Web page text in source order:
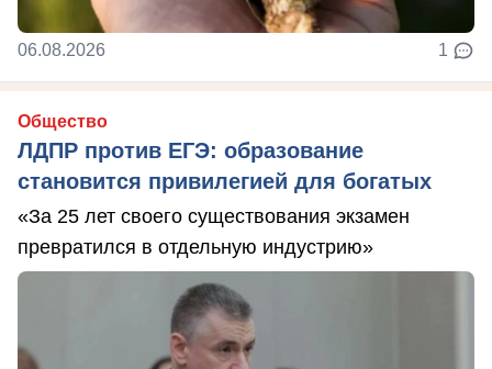
06.08.2026 1
Общество
ЛДПР против ЕГЭ: образование
становится привилегией для богатых
«За 25 лет своего существования экзамен
превратился в отдельную индустрию»